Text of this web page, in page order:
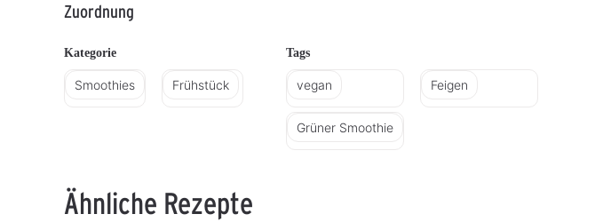
Zuordnung
Kategorie
Smoothies Frühstück
Tags
vegan Feigen
Grüner Smoothie
Ähnliche Rezepte